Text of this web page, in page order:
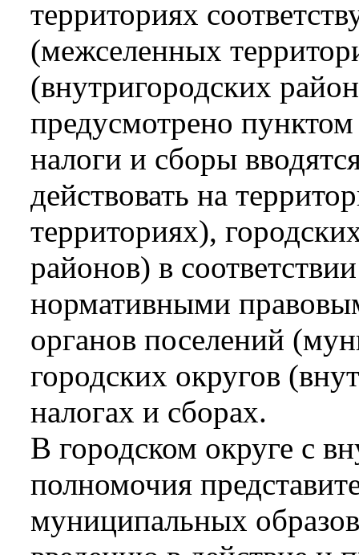
территориях
(межселенных
(внутригородских
предусмотрено
налоги и сборы
действовать на
территориях),
районов) в
нормативными
органов поселений
городских округов
налогах и сборах.
В городском округе с
полномочия
муниципальных